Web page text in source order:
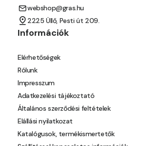
Pear-yellow C
webshop@gras.hu
2225 Üllő, Pesti út 209.
Információk
Elérhetőségek
Rólunk
Impresszum
Adatkezelési tájékoztató
Általános szerződési feltételek
Elállási nyilatkozat
Katalógusok, termékismertetők